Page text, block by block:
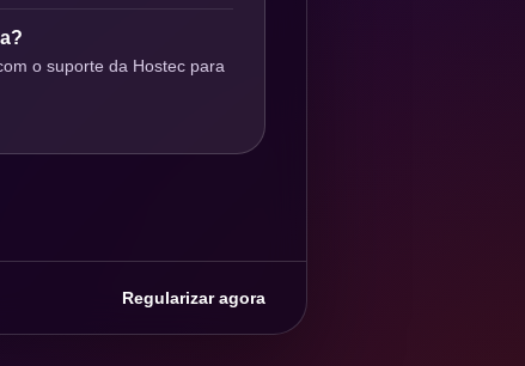
o suporte da Hostec para
Regularizar agora